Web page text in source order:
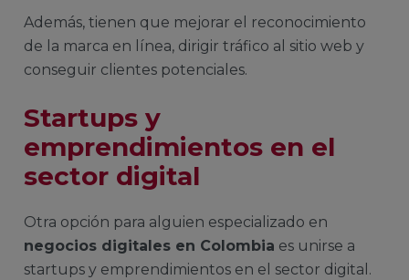
Además, tienen que mejorar el reconocimiento
de la marca en línea, dirigir tráfico al sitio web y
conseguir clientes potenciales.
Startups y
emprendimientos en el
sector digital
Otra opción para alguien especializado en
negocios digitales en Colombia es unirse a
startups y emprendimientos en el sector digital.